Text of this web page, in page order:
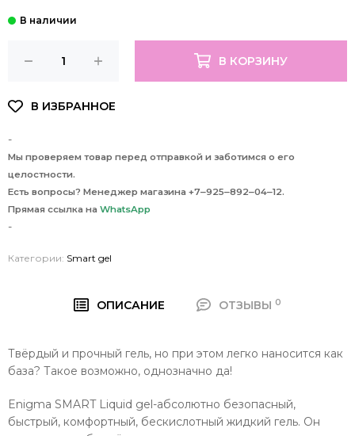
В КОРЗИНУ
-
Мы проверяем товар перед отправкой и заботимся о его
целостности.
Есть вопросы? Менеджер магазина +7‒925‒892‒04‒12.
Прямая ссылка на WhatsApp
-
Категории: Smart gel
ОПИСАНИЕ ОТЗЫВЫ 0
Твёрдый и прочный гель, но при этом легко наносится как
база? Такое возможно, однозначно да!
Enigma SMART Liquid gel-абсолютно безопасный,
быстрый, комфортный, бескислотный жидкий гель. Он